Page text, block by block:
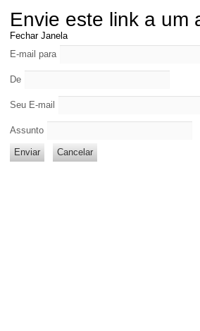
Envie este link a um
Fechar Janela
E-mail para
De
Seu E-mail
Assunto
Enviar Cancelar